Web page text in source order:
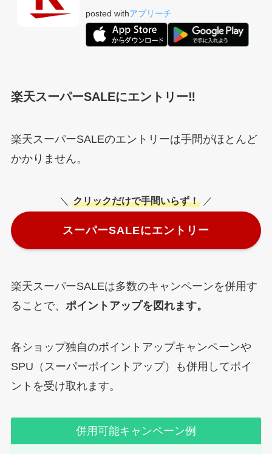
posted withアプリーチ
楽天スーパーSALEにエントリー‼︎
楽天スーパーSALEのエントリーは手間がほとんど
かかりません。
＼ クリックだけで手間いらず！ ／
スーパーSALEにエントリー
楽天スーパーSALEは多数のキャンペーンを併用す
ることで、 ポイントアップを図れます。
各ショップ独自のポイントアップキャンペーンや
SPU（スーパーポイントアップ）も併用してポイ
ントを受け取れます。
併用可能キャンペーン例